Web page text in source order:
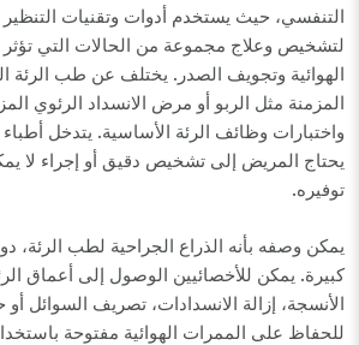
التنفسي، حيث يستخدم أدوات وتقنيات التنظير
لتشخيص وعلاج مجموعة من الحالات التي تؤثر
الهوائية وتجويف الصدر. يختلف عن طب الرئة
المزمنة مثل الربو أو مرض الانسداد الرئوي
واختبارات وظائف الرئة الأساسية. يتدخل أطباء
يحتاج المريض إلى تشخيص دقيق أو إجراء لا
توفيره.
يمكن وصفه بأنه الذراع الجراحية لطب الرئة،
كبيرة. يمكن للأخصائيين الوصول إلى أعماق
الأنسجة، إزالة الانسدادات، تصريف السوائل
للحفاظ على الممرات الهوائية مفتوحة